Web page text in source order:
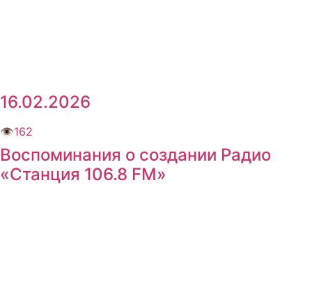
16.02.2026
👁162
Воспоминания о создании Радио
«Станция 106.8 FM»